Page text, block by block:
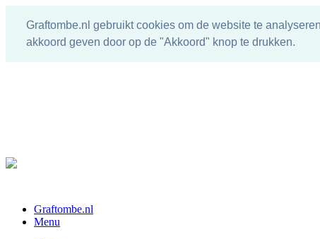
Graftombe.nl gebruikt cookies om de website te
akkoord geven door op de "Akkoord" knop te drukken.
Graftombe.nl
Menu